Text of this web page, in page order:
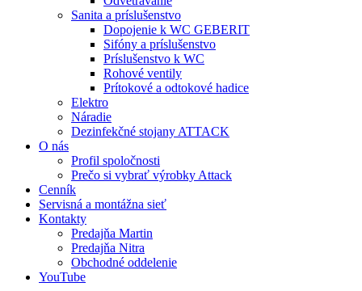
Sanita a príslušenstvo
Dopojenie k WC GEBERIT
Sifóny a príslušenstvo
Príslušenstvo k WC
Rohové ventily
Prítokové a odtokové hadice
Elektro
Náradie
Dezinfekčné stojany ATTACK
O nás
Profil spoločnosti
Prečo si vybrať výrobky Attack
Cenník
Servisná a montážna sieť
Kontakty
Predajňa Martin
Predajňa Nitra
Obchodné oddelenie
YouTube